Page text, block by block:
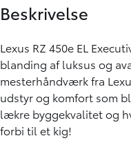
Beskrivelse
Lexus RZ 450e EL
blanding af luksus og
mesterhåndværk fra
udstyr og komfort som
lækre byggekvalitet og
forbi til et kig!